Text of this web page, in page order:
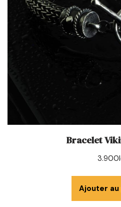
Bracelet
3.900
Ajouter au